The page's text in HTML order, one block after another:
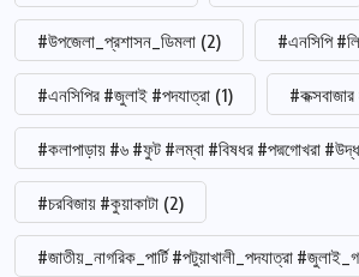
#উপজেলা_প্রশাসন_ডিমলা (2) #এনসিপি
#এনসিপির #জুলাই #পদযাত্রা (1) #কক্সবাজার
#কলাপাড়ায় #৬ #ফুট #লম্বা #বিষধর #পদ্মগোখরা
#চরবিজায় #কুয়াকাটা (2)
#জাতীয়_নাগরিক_পার্টি #পটুয়াখালী_পদযাত্রা